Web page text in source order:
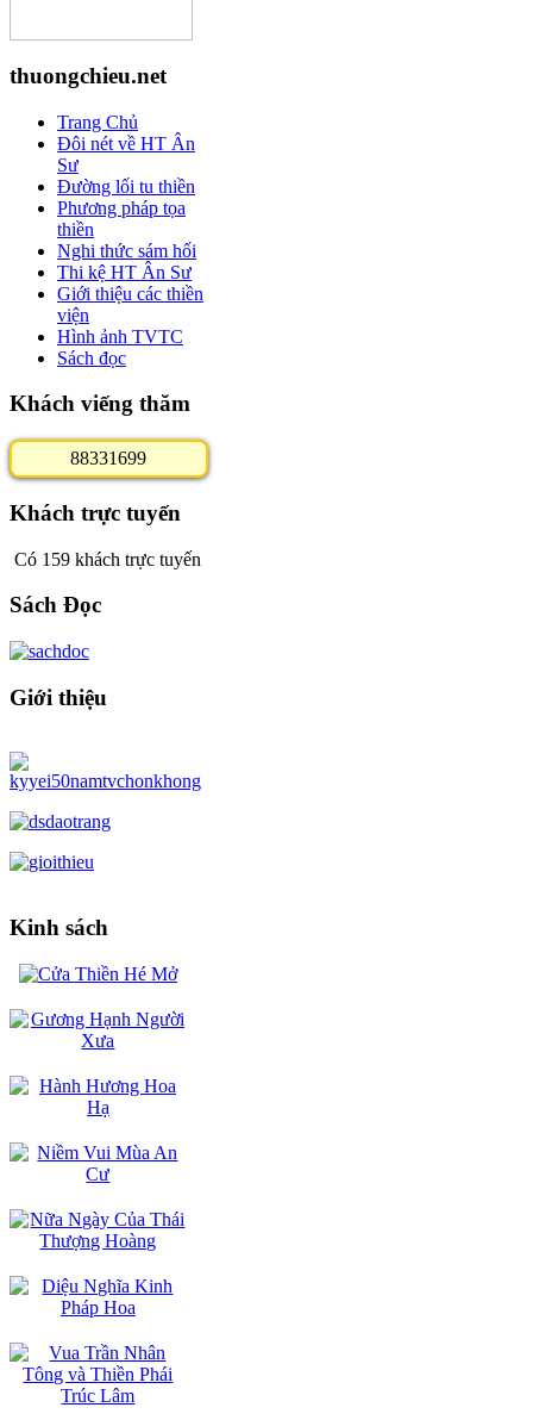
thuongchieu.net
Trang Chủ
Đôi nét về HT Ân
Sư
Đường lối tu thiền
Phương pháp tọa
thiền
Nghi thức sám hối
Thi kệ HT Ân Sư
Giới thiệu các thiền
viện
Hình ảnh TVTC
Sách đọc
Khách viếng thăm
88331699
Khách trực tuyến
Có 159 khách trực tuyến
Sách Đọc
Giới thiệu
Kinh sách